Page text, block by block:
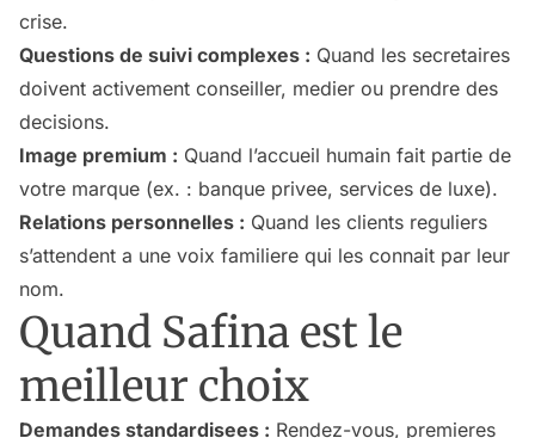
crise.
Questions de suivi complexes : Quand les secretaires
doivent activement conseiller, medier ou prendre des
decisions.
Image premium : Quand l’accueil humain fait partie de
votre marque (ex. : banque privee, services de luxe).
Relations personnelles : Quand les clients reguliers
s’attendent a une voix familiere qui les connait par leur
nom.
Quand Safina est le
meilleur choix
Demandes standardisees : Rendez-vous, premieres